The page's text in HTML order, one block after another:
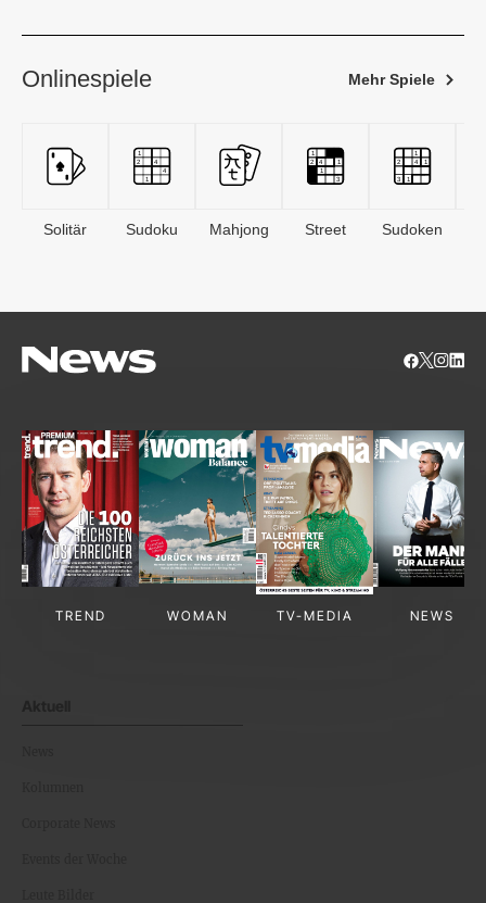
Onlinespiele Mehr Spiele
Solitär Sudoku Mahjong Street Sudoken
TREND WOMAN TV-MEDIA NEWS